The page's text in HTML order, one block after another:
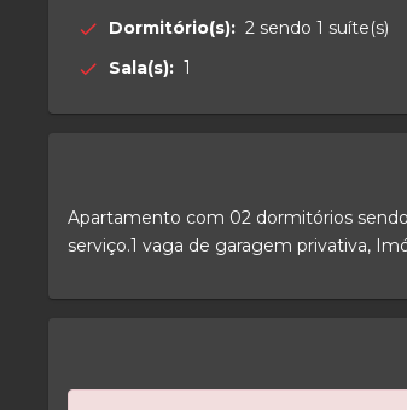
check Dormitório(s): 2 sendo 1 suíte(s)
check
Sala(s): 1
Apartamento com 02 dormitórios sendo
serviço.1 vaga de garagem privativa,